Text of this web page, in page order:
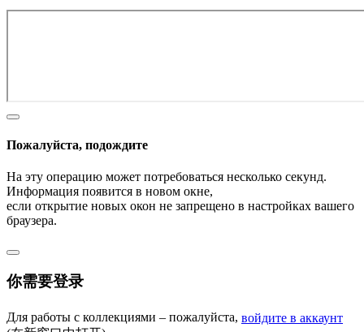
Пожалуйста, подождите
На эту операцию может потребоваться несколько секунд.
Информация появится в новом окне,
если открытие новых окон не запрещено в настройках вашего
браузера.
你需要登录
Для работы с коллекциями – пожалуйста, войдите в аккаунт